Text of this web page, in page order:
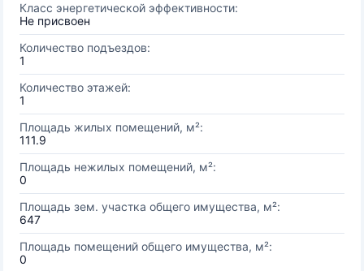
Класс энергетической эффективности:
Не присвоен
Количество подъездов:
1
Количество этажей:
1
Площадь жилых помещений, м²:
111.9
Площадь нежилых помещений, м²:
0
Площадь зем. участка общего имущества, м²:
647
Площадь помещений общего имущества, м²:
0